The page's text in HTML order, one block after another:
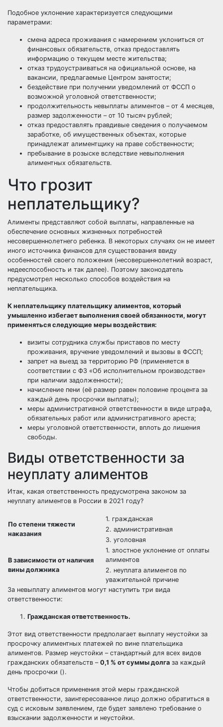
Подобное уклонение характеризуется следующими
параметрами:
смена адреса проживания с намерением уклониться от
финансовых обязательств, отказ предоставлять
информацию о текущем месте жительства;
отказ трудоустраиваться на официальной основе, на
вакансии, предлагаемые Центром занятости;
бездействие при получении уведомлений от ФССП о
возможной уголовной ответственности;
продолжительность невыплаты алиментов – от 4 месяцев,
размер задолженности – от 10 тысяч рублей;
отказ предоставлять правдивые сведения о получаемом
заработке, об имущественных объектах, которые
принадлежат алиментщику на праве собственности;
пребывание в розыске вследствие невыполнения
алиментных обязательств.
Что грозит
неплательщику?
Алименты представляют собой выплаты, направленные на
обеспечение основных жизненных потребностей
несовершеннолетнего ребенка. В некоторых случаях он не имеет
иного источника финансов для существования ввиду
особенностей своего положения (несовершеннолетний возраст,
недееспособность и так далее). Поэтому законодатель
предусмотрел несколько способов воздействия на
неплательщика.
К неплательщику плательщику алиментов, который
умышленно избегает выполнения своей обязанности, могут
применяться следующие меры воздействия:
визиты сотрудника службы приставов по месту
проживания, вручение уведомлений и вызовы в ФССП;
запрет на выезд за территорию РФ (применяется в
соответствии с ФЗ «Об исполнительном производстве»
при наличии задолженности);
начисление пени (её размер равен половине процента за
каждый день просрочки выплаты);
меры административной ответственности в виде штрафа,
обязательных работ или административного ареста;
меры уголовной ответственности, вплоть до лишения
свободы.
Виды ответственности за
неуплату алиментов
Итак, какая ответственность предусмотрена законом за
неуплату алиментов в России в 2021 году?
По степени тяжести
наказания
1. гражданская
2. административная
3. уголовная
В зависимости от наличия
вины должника
1. злостное уклонение от оплаты
алиментов
2. неуплата алиментов по
уважительной причине
За невыплату алиментов могут наступить три вида
ответственности:
Гражданская ответственность.
Этот вид ответственности предполагает выплату неустойки за
просрочку алиментных платежей по вине плательщика
алиментов. Размер неустойки – стандартный для всех видов
гражданских обязательств – 0,1 % от суммы долга за каждый
день просрочки ().
Чтобы добиться применения этой меры гражданской
ответственности, заинтересованное лицо должно обратиться в
суд с исковым заявлением, где будет заявлено требование о
взыскании задолженности и неустойки.